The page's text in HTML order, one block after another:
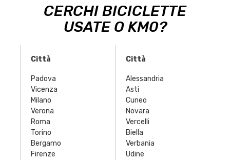
CERCHI BICICLETTE
USATE O KM0?
Città
Padova
Vicenza
Milano
Verona
Roma
Torino
Bergamo
Firenze
Città
Alessandria
Asti
Cuneo
Novara
Vercelli
Biella
Verbania
Udine